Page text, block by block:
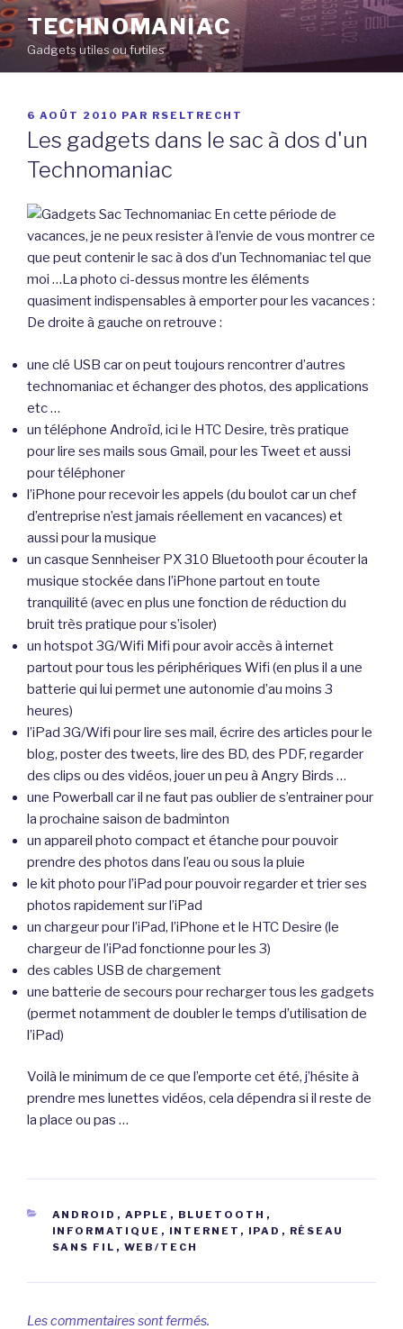
Aller
au
contenu
principal
TECHNOMANIAC
Gadgets utiles ou futiles
PUBLIÉ
LE
6 AOÛT 2010 PAR RSELTRECHT
Les gadgets dans le sac à dos d'un
Technomaniac
En cette période de
vacances, je ne peux resister à l’envie de vous montrer ce
que peut contenir le sac à dos d’un Technomaniac tel que
moi …La photo ci-dessus montre les éléments
quasiment indispensables à emporter pour les vacances :
De droite à gauche on retrouve :
une clé USB car on peut toujours rencontrer d’autres
technomaniac et échanger des photos, des applications
etc …
un téléphone Androïd, ici le HTC Desire, très pratique
pour lire ses mails sous Gmail, pour les Tweet et aussi
pour téléphoner
l’iPhone pour recevoir les appels (du boulot car un chef
d’entreprise n’est jamais réellement en vacances) et
aussi pour la musique
un casque Sennheiser PX 310 Bluetooth pour écouter la
musique stockée dans l’iPhone partout en toute
tranquilité (avec en plus une fonction de réduction du
bruit très pratique pour s’isoler)
un hotspot 3G/Wifi Mifi pour avoir accès à internet
partout pour tous les périphériques Wifi (en plus il a une
batterie qui lui permet une autonomie d’au moins 3
heures)
l’iPad 3G/Wifi pour lire ses mail, écrire des articles pour le
blog, poster des tweets, lire des BD, des PDF, regarder
des clips ou des vidéos, jouer un peu à Angry Birds …
une Powerball car il ne faut pas oublier de s’entrainer pour
la prochaine saison de badminton
un appareil photo compact et étanche pour pouvoir
prendre des photos dans l’eau ou sous la pluie
le kit photo pour l’iPad pour pouvoir regarder et trier ses
photos rapidement sur l’iPad
un chargeur pour l’iPad, l’iPhone et le HTC Desire (le
chargeur de l’iPad fonctionne pour les 3)
des cables USB de chargement
une batterie de secours pour recharger tous les gadgets
(permet notamment de doubler le temps d’utilisation de
l’iPad)
Voilà le minimum de ce que l’emporte cet été, j’hésite à
prendre mes lunettes vidéos, cela dépendra si il reste de
la place ou pas …
CATÉGORIES
ANDROID , APPLE , BLUETOOTH ,
INFORMATIQUE , INTERNET , IPAD , RÉSEAU
SANS FIL , WEB/TECH
Les commentaires sont fermés.